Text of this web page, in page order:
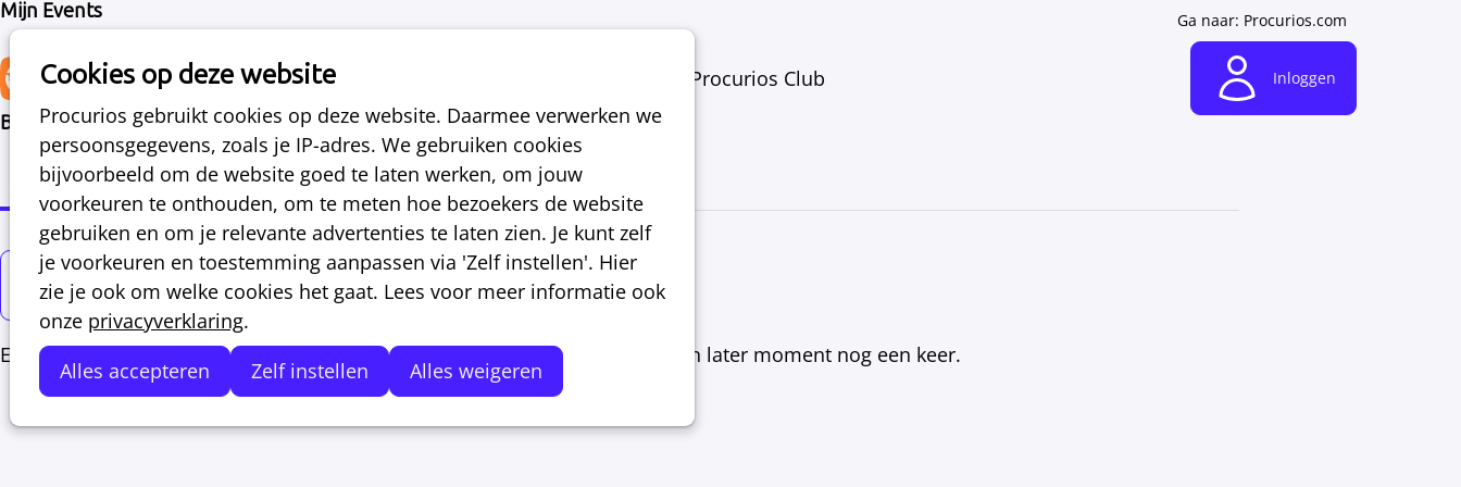
Cookies op deze website
Procurios gebruikt cookies op deze website. Daarmee verwerken we
persoonsgegevens, zoals je IP-adres. We gebruiken cookies
bijvoorbeeld om de website goed te laten werken, om jouw
voorkeuren te onthouden, om te meten hoe bezoekers de website
gebruiken en om je relevante advertenties te laten zien. Je kunt zelf
je voorkeuren en toestemming aanpassen via 'Zelf instellen'. Hier
zie je ook om welke cookies het gaat. Lees voor meer informatie ook
onze privacyverklaring.
Alles accepteren
Zelf instellen Alles weigeren
Support Procurios Club Inloggen
Ga naar: Procurios.com
Mijn Events
Events
Bijeenkomsten van Procurios
Algemene events Webinars
Toon filter
Er zijn op dit moment geen bijeenkomsten gepubliceerd. Probeer het op een later moment nog een keer.